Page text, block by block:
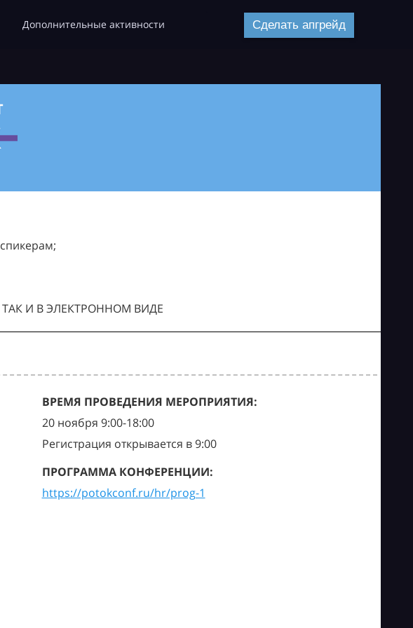
Дополнительные активности Сделать апгрейд
И В ЭЛЕКТРОННОМ ВИДЕ
ВРЕМЯ ПРОВЕДЕНИЯ МЕРОПРИЯТИЯ:
20 ноября 9:00-18:00
Регистрация открывается в 9:00
ПРОГРАММА КОНФЕРЕНЦИИ:
https://potokconf.ru/hr/prog-1